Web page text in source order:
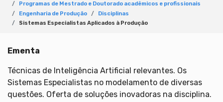
Programas de Mestrado e Doutorado acadêmicos e profissionais
Engenharia de Produção
Disciplinas
Sistemas Especialistas Aplicados à Produção
Ementa
Técnicas de Inteligência Artificial relevantes. Os
Sistemas Especialistas no modelamento de diversas
questões. Oferta de soluções inovadoras na disciplina.